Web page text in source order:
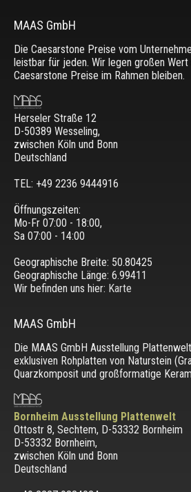
MAAS GmbH
Die Caesarstone Preise vom
leistbar für jeden. Wir legen großen Wert
Caesarstone Preise im Rahmen bleiben.
Herseler Straße 12
D-50389 Wesseling,
zwischen Köln und Bonn
Deutschland
TEL: +49 2236 9444916
Öffnungszeiten:
Mo-Fr 07:00 - 18:00,
Sa 07:00 - 14:00
Geographische Breite: 50.80425
Geographische Länge: 6.99411
Wir befinden uns hier: Karte
MAAS GmbH
Die MAAS GmbH Ausstellung
exklusiven Rohplatten von Naturstein
Quarzkomposit und großformatige
Bornheim Ausstellung Plattenwelt
Ottostr 8, Sechtem, D-53332 Bornheim
D-53332 Bornheim,
zwischen Köln und Bonn
Deutschland